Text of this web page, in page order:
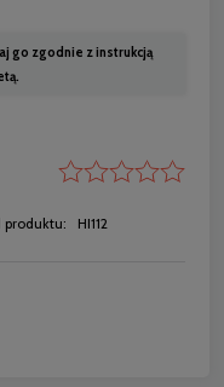
go zgodnie z instrukcją
produktu: HI112